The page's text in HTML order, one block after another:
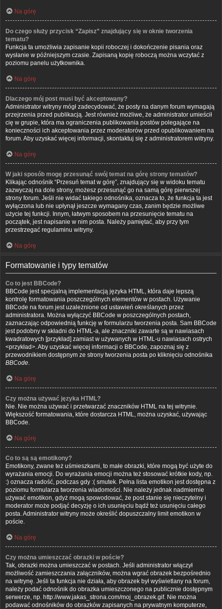
Na górę
Do czego służy przycisk “Zapisz” znajdujący się w oknie tworzenia
tematu?
Funkcja ta umożliwia zapisanie kopii roboczej i dokończenie pisania oraz
wysłanie w późniejszym czasie. Zapisaną kopię roboczą można wczytać z
poziomu panelu użytkownika.
Na górę
Dlaczego mój post musi być akceptowany?
Administrator witryny mógł zadecydować, że posty na danym forum wymagają
przejrzenia przed publikacją. Jest również możliwe, że administrator umieścił
cię w grupie, która ma ograniczenia publikowania postów polegające na
konieczności ich akceptowania przez moderatorów przed opublikowaniem na
forum. Aby uzyskać więcej informacji, skontaktuj się z administratorem witryny.
Na górę
W jaki sposób mogę przesunąć swój temat na górę strony tematów?
Klikając odnośnik “Przesuń temat w górę”, znajdujący się w widoku tematu
zazwyczaj na dole strony, możesz przesunąć go na samą górę pierwszej
strony forum. Jeśli nie widać takiego odnośnika, oznacza to, że funkcja ta jest
wyłączona lub nie upłynął jeszcze wymagany czas, zanim będzie możliwe
użycie tej funkcji. Innym, łatwym sposobem na przesunięcie tematu na
początek, jest napisanie w nim posta. Należy pamiętać, aby przy tym
przestrzegać regulaminu witryny.
Na górę
Formatowanie i typy tematów
Co to jest BBCode?
BBCode jest specjalną implementacją języka HTML, która daje lepszą
kontrolę formatowania poszczególnych elementów w postach. Używanie
BBCode na forum jest uzależnione od ustawień określanych przez
administratora. Można wyłączyć BBCode w poszczególnych postach,
zaznaczając odpowiednią funkcję w formularzu tworzenia posta. Sam BBCode
jest podobny w składni do HTML-a, ale znaczniki zawarte są w nawiasach
kwadratowych [przykład] zamiast w używanych w HTML-u nawiasach ostrych
<przykład>. Aby uzyskać więcej informacji o BBCode, zapoznaj się z
przewodnikiem dostępnym ze strony tworzenia posta po kliknięciu odnośnika
BBCode.
Na górę
Czy można używać języka HTML?
Nie. Nie można używać i przetwarzać znaczników HTML na tej witrynie.
Większość formatowania, które dostarcza HTML, można uzyskać, używając
BBCode.
Na górę
Co to są są emotikony?
Emotikony, zwane też uśmieszkami, to małe obrazki, które mogą być użyte do
wyrażania emocji. Do wyrażania emocji można też stosować krótkie kody, np.
:) oznacza radość, podczas gdy :( smutek. Pełna lista emotikon jest dostępna z
poziomu formularza tworzenia wiadomości. Nie należy jednak nadmiernie
używać emotikon, gdyż mogą spowodować, że post stanie się nieczytelny i
moderator może podjąć decyzję o ich usunięciu bądź też usunięciu całego
posta. Administrator witryny może określić dopuszczalny limit emotikon w
poście.
Na górę
Czy można umieszczać obrazki w poście?
Tak, obrazki można umieszczać w postach. Jeśli administrator włączył
możliwość zamieszczania załączników, można wgrać obrazek bezpośrednio
na witrynę. Jeśli ta funkcja nie działa, aby obrazek był wyświetlany na forum,
należy podać odnośnik do obrazka umieszczonego na publicznie dostępnym
serwerze, np. http://www.jakas_strona.com/moj_obrazek.gif. Nie można
podawać odnośników do obrazków zapisanych na prywatnym komputerze,